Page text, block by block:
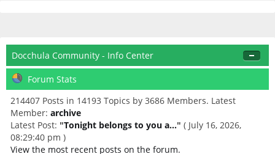
Docchula Community - Info Center
Forum Stats
214407 Posts in 14193 Topics by 3686 Members. Latest
Member: archive
Latest Post: "Tonight belongs to you a..." ( July 16, 2026,
08:29:40 pm )
View the most recent posts on the forum.